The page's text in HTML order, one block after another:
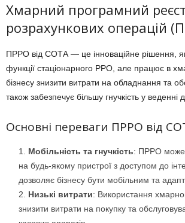
Хмарний програмний
розрахункових операцій
ПРРО від СОТА — це інноваційне рішення,
функції стаціонарного РРО, але працює в
бізнесу знизити витрати на обладнання та
також забезпечує більшу гнучкість у веденні
Основні переваги ПРРО від
Мобільність та гнучкість: ПРРО може
на будь-якому пристрої з доступом до
дозволяє бізнесу бути мобільним та
Низькі витрати: Використання
знизити витрати на покупку та